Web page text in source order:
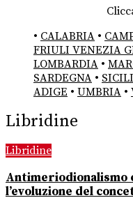
• CALABRIA •
FRIULI VENEZIA
LOMBARDIA •
SARDEGNA •
ADIGE • UMBRIA •
Libridine
Libridine
Antimeriodionalismo
l’evoluzione del